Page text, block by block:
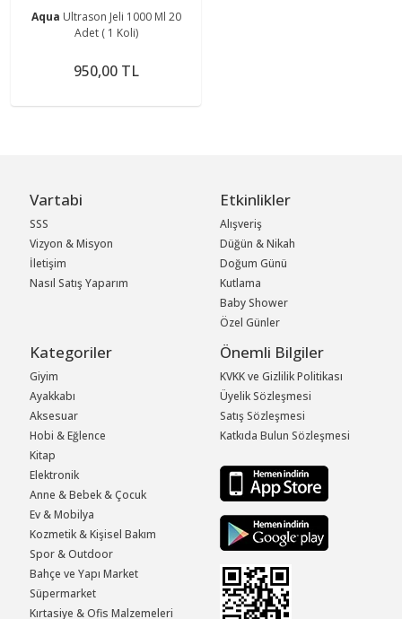
Aqua Ultrason Jeli 1000 Ml 20
Adet ( 1 Koli)
950,00 TL
Vartabi
SSS
Vizyon & Misyon
İletişim
Nasıl Satış Yaparım
Etkinlikler
Alışveriş
Düğün & Nikah
Doğum Günü
Kutlama
Baby Shower
Özel Günler
Kategoriler
Giyim
Ayakkabı
Aksesuar
Hobi & Eğlence
Kitap
Elektronik
Anne & Bebek & Çocuk
Ev & Mobilya
Kozmetik & Kişisel Bakım
Spor & Outdoor
Bahçe ve Yapı Market
Süpermarket
Kırtasiye & Ofis Malzemeleri
Önemli Bilgiler
KVKK ve Gizlilik Politikası
Üyelik Sözleşmesi
Satış Sözleşmesi
Katkıda Bulun Sözleşmesi